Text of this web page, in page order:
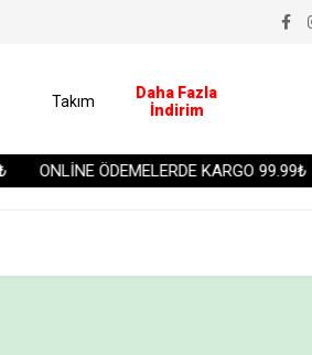
ONLİNE ÖDEMELERDE KARGO 99.99₺
Takım
Daha Fazla
İndirim